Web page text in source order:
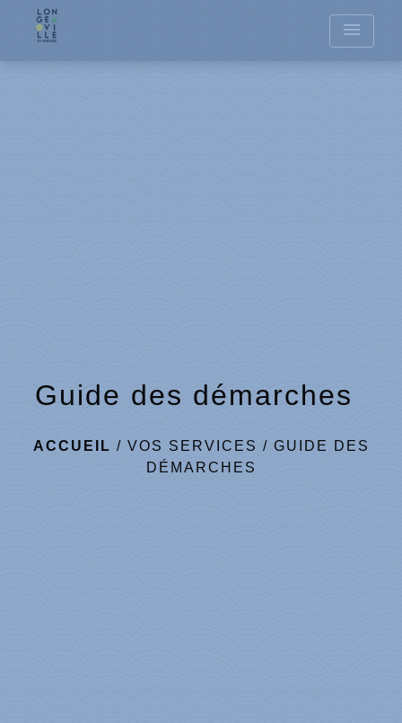
menu
Guide des démarches
ACCUEIL / VOS SERVICES / GUIDE DES
DÉMARCHES